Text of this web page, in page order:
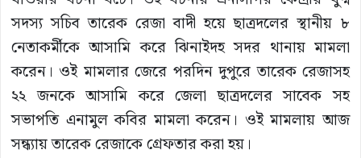
সদস্য সচিব তারেক রেজা বাদী হয়ে ছাত্রদলের স্থানীয় ৮
নেতাকর্মীকে আসামি করে ঝিনাইদহ সদর থানায় মামলা
করেন। ওই মামলার জেরে পরদিন দুপুরে তারেক রেজাসহ
২২ জনকে আসামি করে জেলা ছাত্রদলের সাবেক সহ
সভাপতি এনামুল কবির মামলা করেন। ওই মামলায় আজ
সন্ধ্যায় তারেক রেজাকে গ্রেফতার করা হয়।